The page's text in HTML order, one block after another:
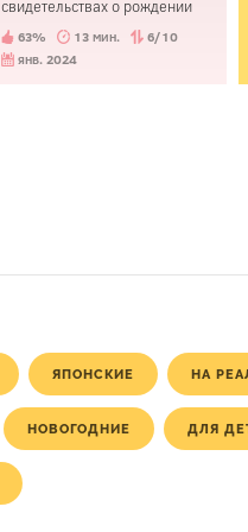
свидетельствах о рождении
противоположная
информация. Почему?
63% 13 мин.
6/10
янв. 2024
ЯПОНСКИЕ НА
НОВОГОДНИЕ ДЛЯ